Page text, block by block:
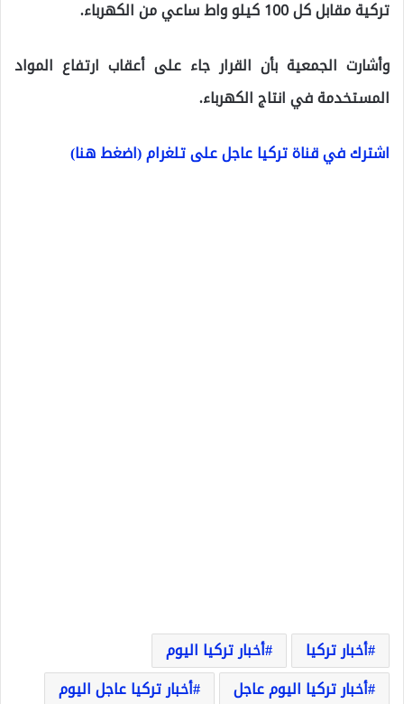
تركية مقابل كل 100 كيلو واط ساعي من الكهرباء.
وأشارت الجمعية بأن القرار جاء على أعقاب ارتفاع المواد
المستخدمة في انتاج الكهرباء.
اشترك في قناة تركيا عاجل على تلغرام (اضغط هنا)
أخبار تركيا
أخبار تركيا اليوم
أخبار تركيا اليوم عاجل
أخبار تركيا عاجل اليوم